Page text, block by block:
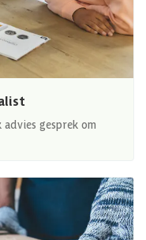
gesprek om